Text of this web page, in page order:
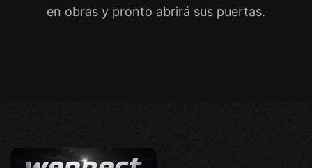
en obras y pronto abrirá sus puertas.